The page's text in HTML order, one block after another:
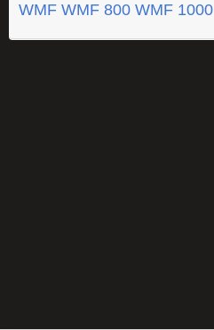
WMF WMF 800 WMF 1000